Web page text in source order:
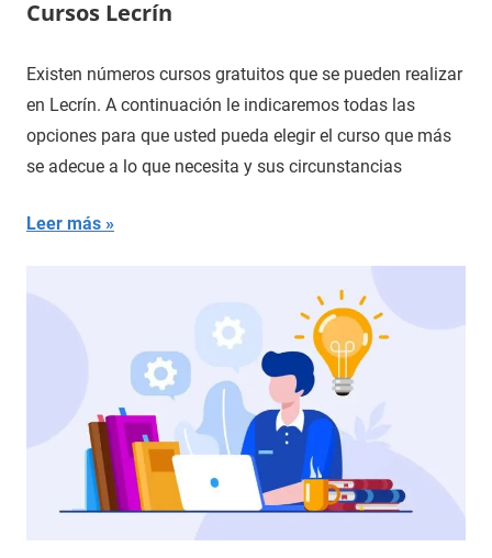
Cursos Lecrín
Existen números cursos gratuitos que se pueden realizar
en Lecrín. A continuación le indicaremos todas las
opciones para que usted pueda elegir el curso que más
se adecue a lo que necesita y sus circunstancias
Leer más